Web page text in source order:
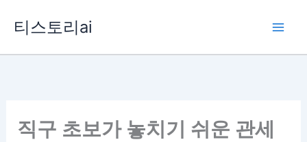
티스토리ai
직구 초보가 놓치기 쉬운 관세